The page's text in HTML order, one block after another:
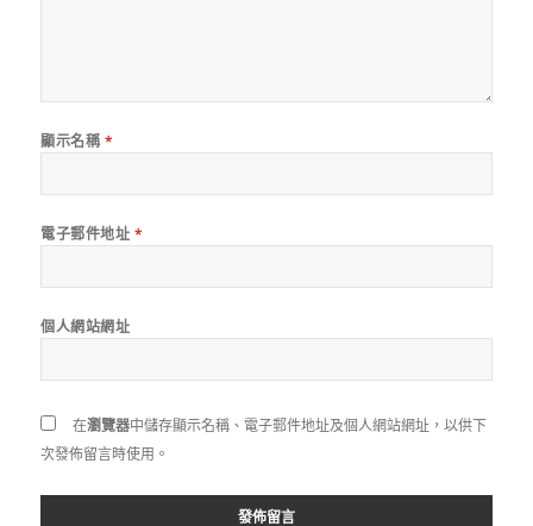
顯示名稱 *
電子郵件地址 *
個人網站網址
在瀏覽器中儲存顯示名稱、電子郵件地址及個人網站網址，以供下
次發佈留言時使用。